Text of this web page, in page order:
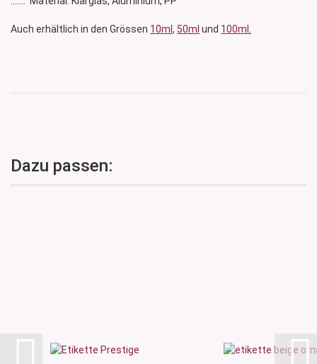
Auch erhältlich in den Grössen 10ml , 50ml und 100ml .
Dazu passen: